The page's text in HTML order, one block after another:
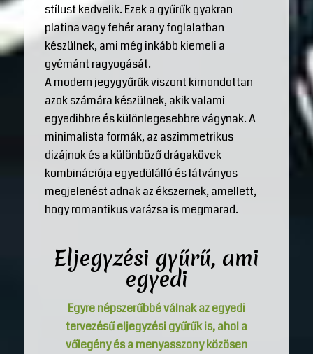
stílust kedvelik. Ezek a gyűrűk gyakran
platina vagy fehér arany foglalatban
készülnek, ami még inkább kiemeli a
gyémánt ragyogását.
A modern jegygyűrűk viszont kimondottan
azok számára készülnek, akik valami
egyedibbre és különlegesebbre vágynak. A
minimalista formák, az aszimmetrikus
dizájnok és a különböző drágakövek
kombinációja egyedülálló és látványos
megjelenést adnak az ékszernek, amellett,
hogy romantikus varázsa is megmarad.
Eljegyzési gyűrű, ami
egyedi
Egyre népszerűbbé válnak az egyedi
tervezésű eljegyzési gyűrűk is, ahol a
vőlegény és a menyasszony közösen